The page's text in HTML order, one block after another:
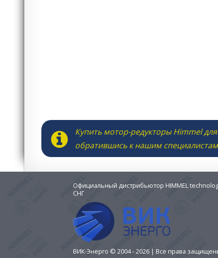
Купить мотор-редукторы Himmel
обратившись к нашим
Официальный дистрибьютор HIMMEL
СНГ
ВИК-Энерго © 2004 - 2026 | Все права